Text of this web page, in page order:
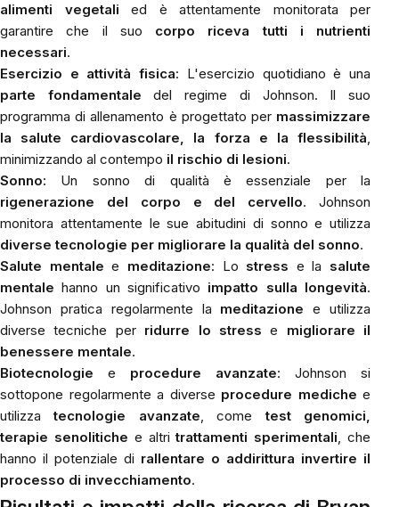
alimenti vegetali ed è attentamente monitorata per
garantire che il suo corpo riceva tutti i nutrienti
necessari.
Esercizio e attività fisica: L'esercizio quotidiano è una
parte fondamentale del regime di Johnson. Il suo
programma di allenamento è progettato per massimizzare
la salute cardiovascolare, la forza e la flessibilità,
minimizzando al contempo il rischio di lesioni.
Sonno: Un sonno di qualità è essenziale per la
rigenerazione del corpo e del cervello. Johnson
monitora attentamente le sue abitudini di sonno e utilizza
diverse tecnologie per migliorare la qualità del sonno.
Salute mentale e meditazione: Lo stress e la salute
mentale hanno un significativo impatto sulla longevità.
Johnson pratica regolarmente la meditazione e utilizza
diverse tecniche per ridurre lo stress e migliorare il
benessere mentale.
Biotecnologie e procedure avanzate: Johnson si
sottopone regolarmente a diverse procedure mediche e
utilizzatecnologie avanzate, cometest genomici,
terapie senolitiche e altritrattamenti sperimentali, che
hanno il potenziale di rallentare o addirittura invertire il
processo di invecchiamento.